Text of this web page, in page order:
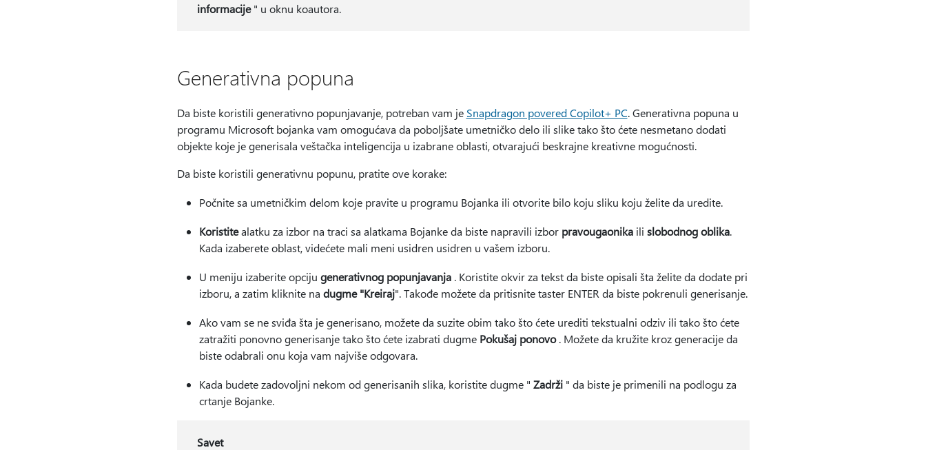
informacije" u oknu koautora.
Generativna popuna
Da biste koristili generativno popunjavanje, potreban vam je Snapdragon povered Copilot+ PC. Generativna popuna u
programu Microsoft bojanka vam omogućava da poboljšate umetničko delo ili slike tako što ćete nesmetano dodati
objekte koje je generisala veštačka inteligencija u izabrane oblasti, otvarajući beskrajne kreativne mogućnosti.
Da biste koristili generativnu popunu, pratite ove korake:
Počnite sa umetničkim delom koje pravite u programu Bojanka ili otvorite bilo koju sliku koju želite da uredite.
Koristitealatku za izbor na traci sa alatkama Bojanke da biste napravili izbor pravougaonikaili slobodnog oblika.
Kada izaberete oblast, videćete mali meni usidren usidren u vašem izboru.
U meniju izaberite opciju generativnog popunjavanja. Koristite okvir za tekst da biste opisali šta želite da dodate pri
izboru, a zatim kliknite na dugme "Kreiraj". Takođe možete da pritisnite taster ENTER da biste pokrenuli generisanje.
Ako vam se ne sviđa šta je generisano, možete da suzite obim tako što ćete urediti tekstualni odziv ili tako što ćete
zatražiti ponovno generisanje tako što ćete izabrati dugme Pokušaj ponovo. Možete da kružite kroz generacije da
biste odabrali onu koja vam najviše odgovara.
Kada budete zadovoljni nekom od generisanih slika, koristite dugme " Zadrži" da biste je primenili na podlogu za
crtanje Bojanke.
Savet